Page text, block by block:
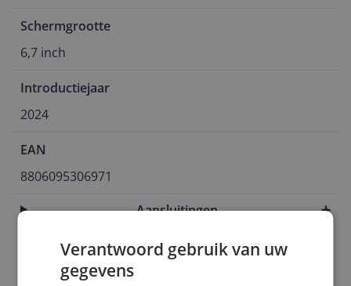
Schermgrootte
6,7 inch
Introductiejaar
2024
EAN
8806095306971
Aansluitingen
Algemeen
Verantwoord gebruik van uw
gegevens